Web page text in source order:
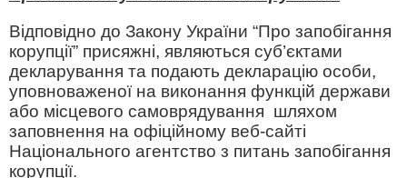
Відповідно до Закону України “Про запобігання
корупції” присяжні, являються суб’єктами
декларування та подають декларацію особи,
уповноваженої на виконання функцій держави
або місцевого самоврядування шляхом
заповнення на офіційному веб-сайті
Національного агентство з питань запобігання
корупції.